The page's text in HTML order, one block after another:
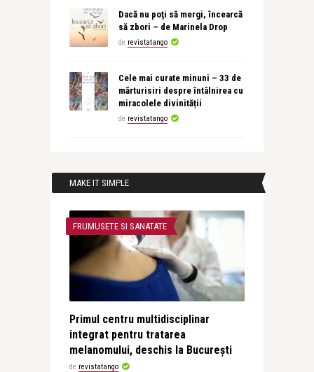
Dacă nu poţi să mergi, încearcă
să zbori – de Marinela Drop
de revistatango
Cele mai curate minuni – 33 de
mărturisiri despre întâlnirea cu
miracolele divinității
de revistatango
MAKE IT SIMPLE
FRUMUSETE SI SANATATE
Primul centru multidisciplinar
integrat pentru tratarea
melanomului, deschis la București
de revistatango